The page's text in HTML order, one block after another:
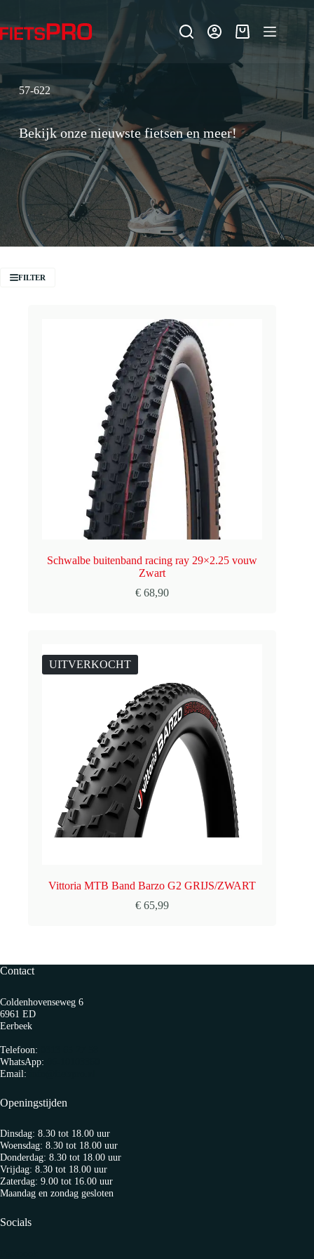
de
inhoud
Winkelwagen
57-622
Bekijk onze nieuwste fietsen en meer!
FILTER
Schwalbe buitenband racing ray 29×2.25 vouw
Zwart
€ 68,90
UITVERKOCHT
Vittoria MTB Band Barzo G2 GRIJS/ZWART
€ 65,99
Contact
Coldenhovenseweg 6
6961 ED
Eerbeek
Telefoon:
WhatsApp:
Email:
Openingstijden
Dinsdag: 8.30 tot 18.00 uur
Woensdag: 8.30 tot 18.00 uur
Donderdag: 8.30 tot 18.00 uur
Vrijdag: 8.30 tot 18.00 uur
Zaterdag: 9.00 tot 16.00 uur
Maandag en zondag gesloten
Socials